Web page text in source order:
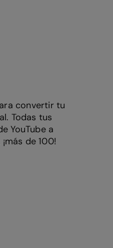
convertir tu
Todas tus
YouTube a
de 100!